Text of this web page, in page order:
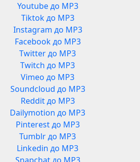
Youtube до MP3
Tiktok до MP3
Instagram до MP3
Facebook до MP3
Twitter до MP3
Twitch до MP3
Vimeo до MP3
Soundcloud до MP3
Reddit до MP3
Dailymotion до MP3
Pinterest до MP3
Tumblr до MP3
Linkedin до MP3